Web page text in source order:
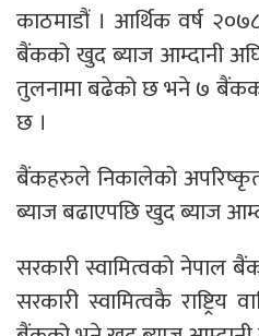
काठमाडौं । आर्थिक वर्ष
बैंकको खुद ब्याज आम्दानी
तुलनामा बढेको छ भने ७
छ ।
बैंकहरुले निकालेको
ब्याज बढाएपछि खुद ब्याज
सरकारी स्वामित्वको नेपाल
सरकारी स्वामित्वकै